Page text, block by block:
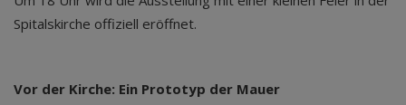
Spitalskirche offiziell eröffnet.
Vor der Kirche: Ein Prototyp der Mauer